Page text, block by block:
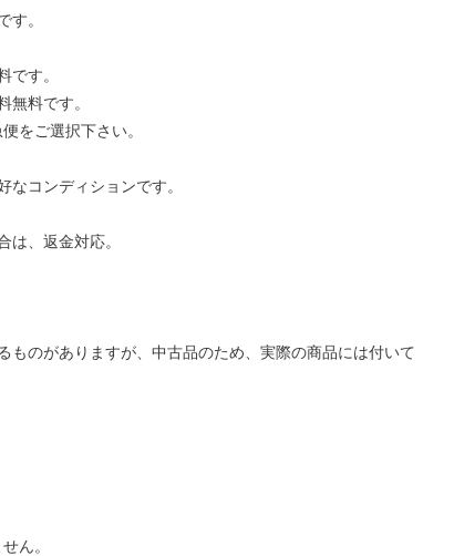
す。
です。
無料です。
をご選択下さい。
なコンディションです。
は、返金対応。
ものがありますが、中古品のため、実際の商品には付いて
ん。